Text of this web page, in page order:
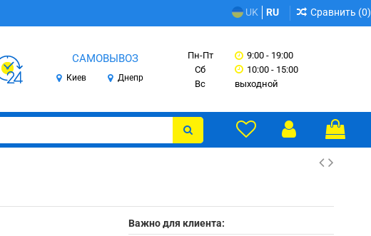
UK RU Сравнить (0)
САМОВЫВОЗ
Киев Днепр
Пн-Пт
Сб
Вс
9:00 - 19:00
10:00 - 15:00
выходной
Важно для клиента: